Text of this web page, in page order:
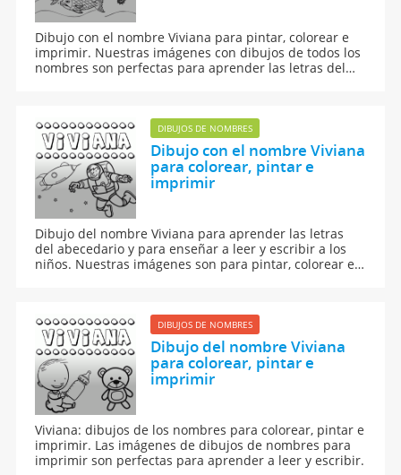
Dibujo con el nombre Viviana para pintar, colorear e
imprimir. Nuestras imágenes con dibujos de todos los
nombres son perfectas para aprender las letras del
DIBUJOS DE NOMBRES
Dibujo con el nombre Viviana
para colorear, pintar e
imprimir
Dibujo del nombre Viviana para aprender las letras
del abecedario y para enseñar a leer y escribir a los
niños. Nuestras imágenes son para pintar, colorear e
DIBUJOS DE NOMBRES
Dibujo del nombre Viviana
para colorear, pintar e
imprimir
Viviana: dibujos de los nombres para colorear, pintar e
imprimir. Las imágenes de dibujos de nombres para
imprimir son perfectas para aprender a leer y escribir.